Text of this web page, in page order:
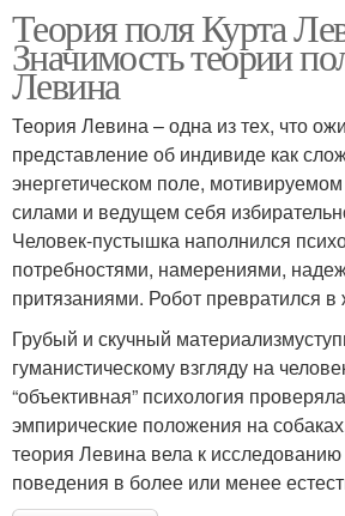
Теория поля Курта
Значимость теории
Левина
Теория Левина – одна из тех, что
представление об индивиде как
энергетическом поле,
силами и ведущем себя
Человек-пустышка наполнился
потребностями, намерениями,
притязаниями. Робот превратился в
Грубый и скучный
гуманистическому взгляду на
“объективная” психология
эмпирические положения на
теория Левина вела к исследованию
поведения в более или менее